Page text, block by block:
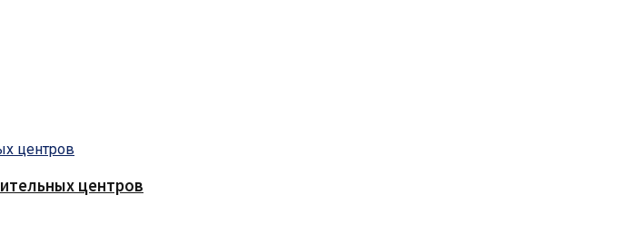
центров